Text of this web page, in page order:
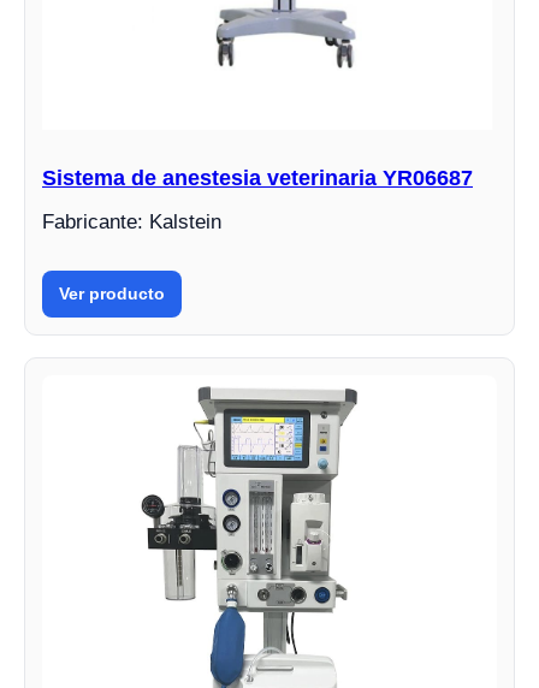
Sistema de anestesia veterinaria YR06687
Fabricante: Kalstein
Ver producto